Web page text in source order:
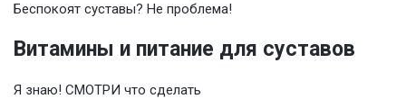
Беспокоят суставы? Не проблема!
Витамины и питание для суставов
Я знаю! СМОТРИ что сделать